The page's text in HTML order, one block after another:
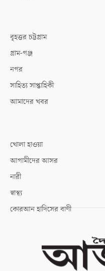
বৃহত্তর চট্টগ্রাম
গ্রাম-গঞ্জ
নগর
সাহিত্য সাপ্তাহিকী
আমাদের খবর
খোলা হাওয়া
আগামীদের আসর
নারী
স্বাস্থ্য
কোরআন হাদিসের বাণী